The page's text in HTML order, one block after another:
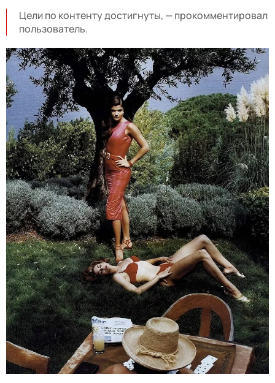
Цели по контенту достигнуты, — прокомментировал
пользователь.